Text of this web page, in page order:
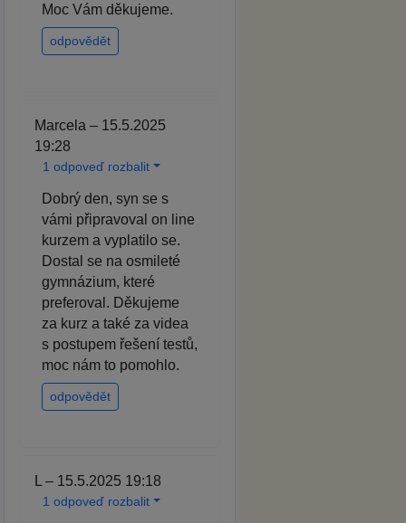
Moc Vám děkujeme.
odpovědět
Marcela – 15.5.2025
19:28
1 odpoveď rozbalit
Dobrý den, syn se s
vámi připravoval on line
kurzem a vyplatilo se.
Dostal se na osmileté
gymnázium, které
preferoval. Děkujeme
za kurz a také za videa
s postupem řešení testů,
moc nám to pomohlo.
odpovědět
L – 15.5.2025 19:18
1 odpoveď rozbalit